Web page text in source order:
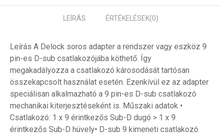
LEÍRÁS ÉRTÉKELÉSEK(0)
Leírás A Delock soros adapter a rendszer vagy eszköz 9
pin-es D-sub csatlakozójába köthető. Így
megakadályozza a csatlakozó károsodását tartósan
összekapcsolt használat esetén. Ezenkívül ez az adapter
speciálisan alkalmazható a 9 pin-es D-sub csatlakozó
mechanikai kiterjesztéseként is. Műszaki adatok •
Csatlakozó: 1 x 9 érintkezős Sub-D dugó > 1 x 9
érintkezős Sub-D hüvely• D-sub 9 kimeneti csatlakozó